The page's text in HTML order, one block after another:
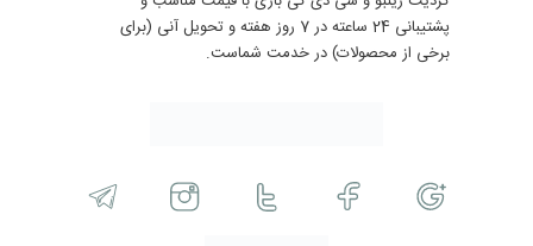
پشتیبانی 24 ساعته در 7 روز هفته و تحویل آنی (برای
برخی از محصولات) در خدمت شماست.